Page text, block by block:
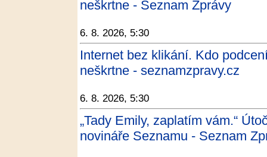
neškrtne - Seznam Zprávy
6. 8. 2026, 5:30
Internet bez klikání. Kdo
neškrtne - seznamzpravy.cz
6. 8. 2026, 5:30
„Tady Emily, zaplatím vám.“
novináře Seznamu - Seznam